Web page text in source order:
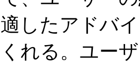
したアドバ
れる。ユー